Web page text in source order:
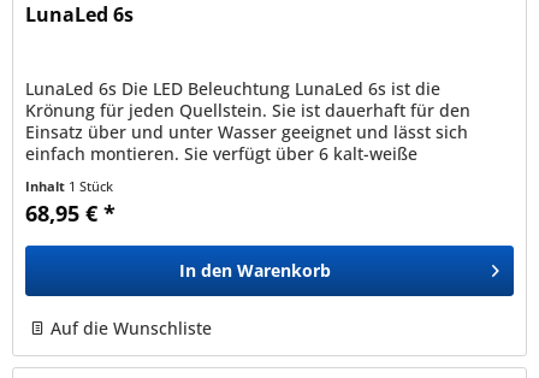
LunaLed 6s
LunaLed 6s Die LED Beleuchtung LunaLed 6s ist die
Krönung für jeden Quellstein. Sie ist dauerhaft für den
Einsatz über und unter Wasser geeignet und lässt sich
einfach montieren. Sie verfügt über 6 kalt-weiße
Inhalt 1 Stück
68,95 € *
In den Warenkorb
Auf die Wunschliste